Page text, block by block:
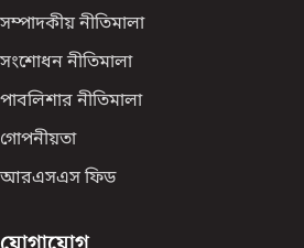
সম্পাদকীয় নীতিমালা
সংশোধন নীতিমালা
পাবলিশার নীতিমালা
গোপনীয়তা
আরএসএস ফিড